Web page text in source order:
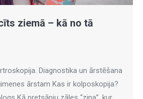
ziemā – kā no tā
Diagnostika un ārstēšana
ārstam Kas ir kolposkopija?